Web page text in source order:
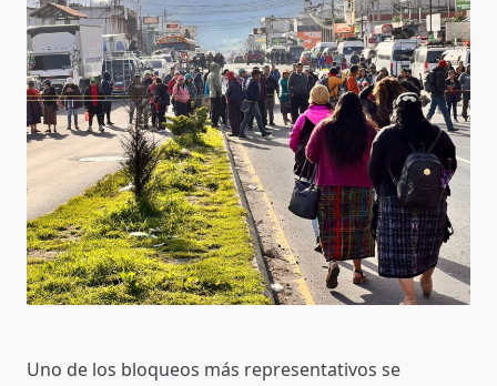
Uno de los bloqueos más representativos se